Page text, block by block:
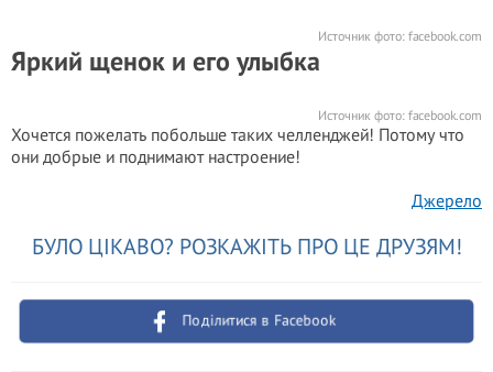
Источник фото: facebook.com
Яркий щенок и его улыбка
Источник фото: facebook.com
Хочется пожелать побольше таких челленджей! Потому что
они добрые и поднимают настроение!
Джерело
БУЛО ЦІКАВО? РОЗКАЖІТЬ ПРО ЦЕ ДРУЗЯМ!
Поділитися в Facebook